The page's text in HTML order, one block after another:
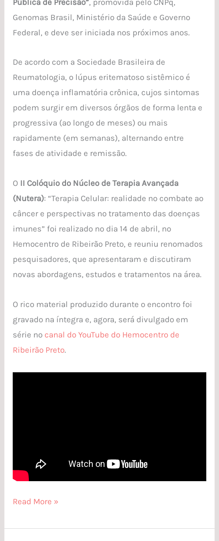
Genomas Brasil, Ministério da Saúde e Governo
Federal, e deve ser iniciada nos próximos anos.
De acordo com a Sociedade Brasileira de
Reumatologia, o lúpus eritematoso sistêmico é
uma doença inflamatória crônica, cujos sintomas
podem surgir em diversos órgãos de forma lenta e
progressiva (ao longo de meses) ou mais
rapidamente (em semanas), alternando entre
fases de atividade e remissão.
O II Colóquio do Núcleo de Terapia Avançada
(Nutera): “Terapia Celular: realidade no combate ao
câncer e perspectivas no tratamento das doenças
imunes” foi realizado no dia 14 de abril, no
Hemocentro de Ribeirão Preto, e reuniu renomados
pesquisadores, que apresentaram e discutiram
novas abordagens, estudos e tratamentos na área.
O rico material produzido durante o encontro foi
gravado na íntegra e, agora, será divulgado em
série no canal do YouTube do Hemocentro de
Ribeirão Preto.
Read More »